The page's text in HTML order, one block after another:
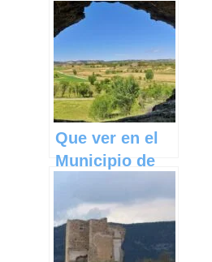
Huérmeces del
Cerro en
Castilla La
Mancha
Que ver en el
Municipio de
Guadamejud en
Castilla La
Mancha